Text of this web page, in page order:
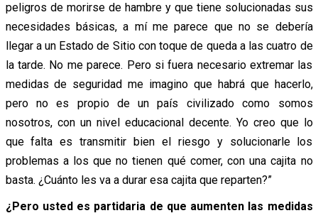
peligros de morirse de hambre y que tiene solucionadas sus
necesidades básicas, a mí me parece que no se debería
llegar a un Estado de Sitio con toque de queda a las cuatro de
la tarde. No me parece. Pero si fuera necesario extremar las
medidas de seguridad me imagino que habrá que hacerlo,
pero no es propio de un país civilizado como somos
nosotros, con un nivel educacional decente. Yo creo que lo
que falta es transmitir bien el riesgo y solucionarle los
problemas a los que no tienen qué comer, con una cajita no
basta. ¿Cuánto les va a durar esa cajita que reparten?”
¿Pero usted es partidaria de que aumenten las medidas